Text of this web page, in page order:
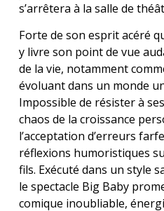
s’arrêtera à la salle de
Forte de son esprit acéré
y livre son point de vue
de la vie, notamment
évoluant dans un monde
Impossible de résister à
chaos de la croissance
l’acceptation d’erreurs
réflexions humoristiques
fils. Exécuté dans un style
le spectacle Big Baby
comique inoubliable,